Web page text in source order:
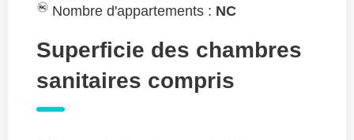
Nombre d'appartements : NC
Superficie des chambres
sanitaires compris